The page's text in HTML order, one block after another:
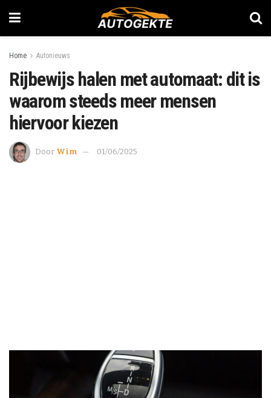
Home Autonieuws
Rijbewijs halen met automaat: dit is
waarom steeds meer mensen
hiervoor kiezen
Door Wim 01/06/2025